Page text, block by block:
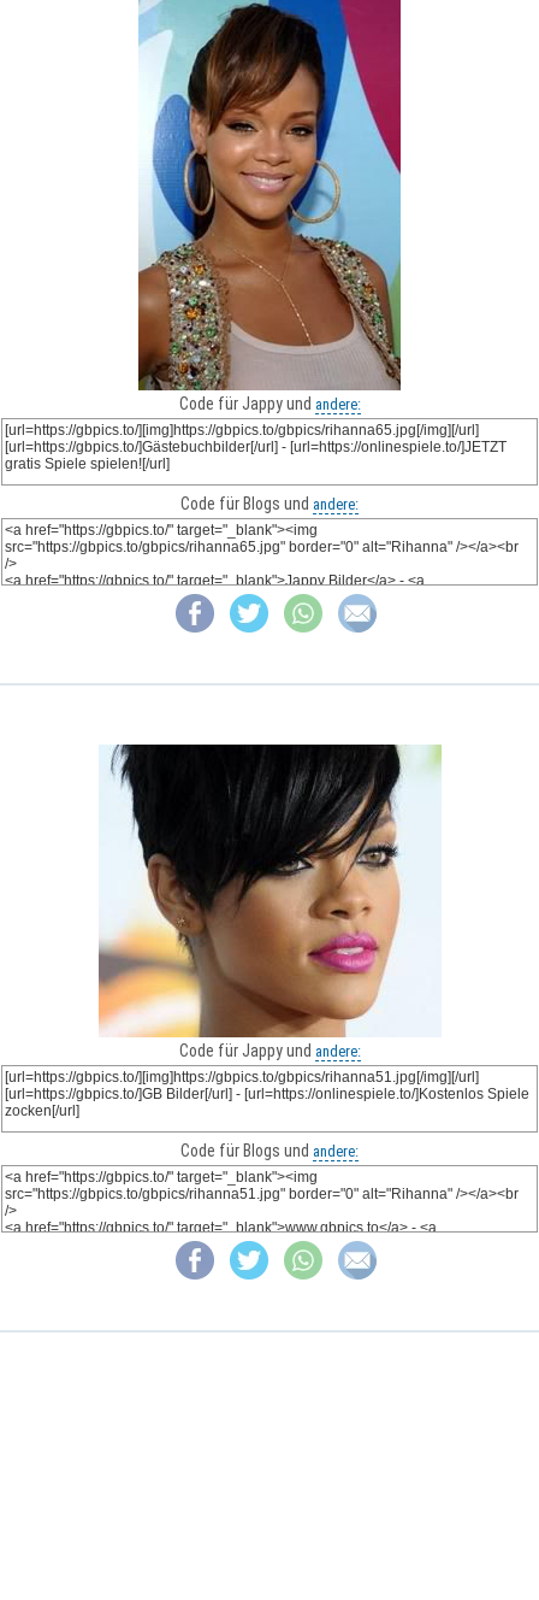
Code für Jappy und andere:
Code für Blogs und andere:
Code für Jappy und andere:
Code für Blogs und andere: